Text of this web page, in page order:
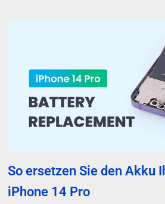
So ersetzen Sie den Akku
iPhone 14 Pro